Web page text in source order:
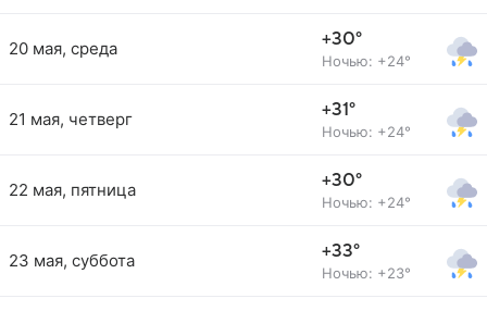
20 мая, среда +30°
Ночью: +24°
21 мая, четверг +31°
Ночью: +24°
22 мая, пятница +30°
Ночью: +24°
23 мая, суббота +33°
Ночью: +23°